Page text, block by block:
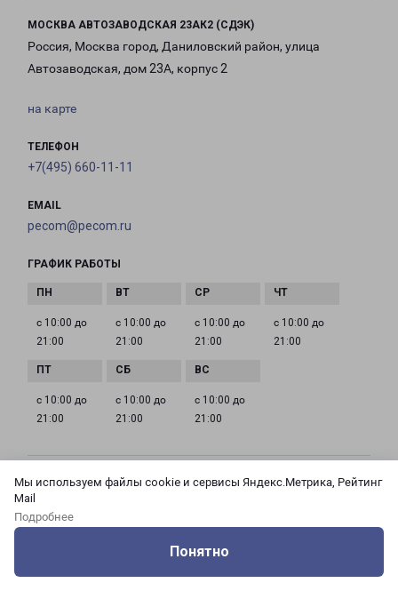
Мы используем файлы cookie и сервисы Яндекс.Метрика, Рейтинг
Mail
Подробнее
Понятно
МОСКВА АВТОЗАВОДСКАЯ 23АК2 (СДЭК)
Россия, Москва город, Даниловский район, улица
Автозаводская, дом 23А, корпус 2
на карте
ТЕЛЕФОН
+7(495) 660-11-11
EMAIL
pecom@pecom.ru
ГРАФИК РАБОТЫ
с 10:00 до
21:00
с 10:00 до
21:00
с 10:00 до
21:00
с 10:00 до
21:00
с 10:00 до
21:00
с 10:00 до
21:00
с 10:00 до
21:00
МОСКВА АЗОВСКАЯ 24 КОРПУС 3
Россия, Москва город, Зюзино район, улица
Азовская, дом 24, корпус 3